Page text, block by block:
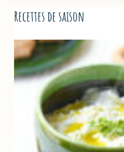
Recettes de saison